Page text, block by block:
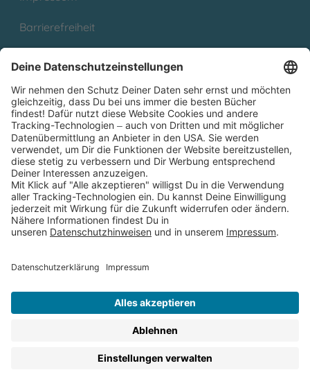
Barrierefreiheit
Partnerprogramm (Affiliate)
Folge uns auf
* Versandkostenfrei ab 9,00 € Bestellwert innerhalb
Deutschlands
** Lieferzeit 1-3 Werktage innerhalb Deutschlands
Thienemann-Esslinger Verlag GmbH, Blumenstraße 36, D-70182